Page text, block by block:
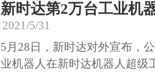
新时达第2万台工业机
2021/5/31
5月28日，新时达对外宣布，
业机器人在新时达机器人超级